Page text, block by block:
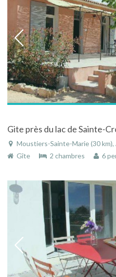
Moustiers-Sainte-Marie (30 km), Alpes-de-
Gîte
2 chambres 6